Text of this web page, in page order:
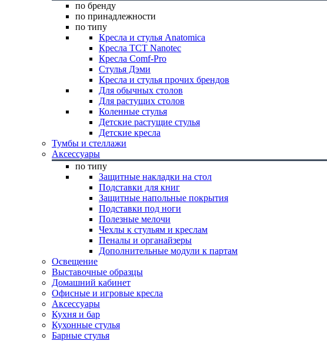
по бренду
по принадлежности
по типу
Кресла и стулья Anatomica
Кресла TCT Nanotec
Кресла Comf-Pro
Стулья Дэми
Кресла и стулья прочих брендов
Для обычных столов
Для растущих столов
Коленные стулья
Детские растущие стулья
Детские кресла
Тумбы и стеллажи
Аксессуары
по типу
Защитные накладки на стол
Подставки для книг
Защитные напольные покрытия
Подставки под ноги
Полезные мелочи
Чехлы к стульям и креслам
Пеналы и органайзеры
Дополнительные модули к партам
Освещение
Выставочные образцы
Домашний кабинет
Офисные и игровые кресла
Аксессуары
Кухня и бар
Кухонные стулья
Барные стулья